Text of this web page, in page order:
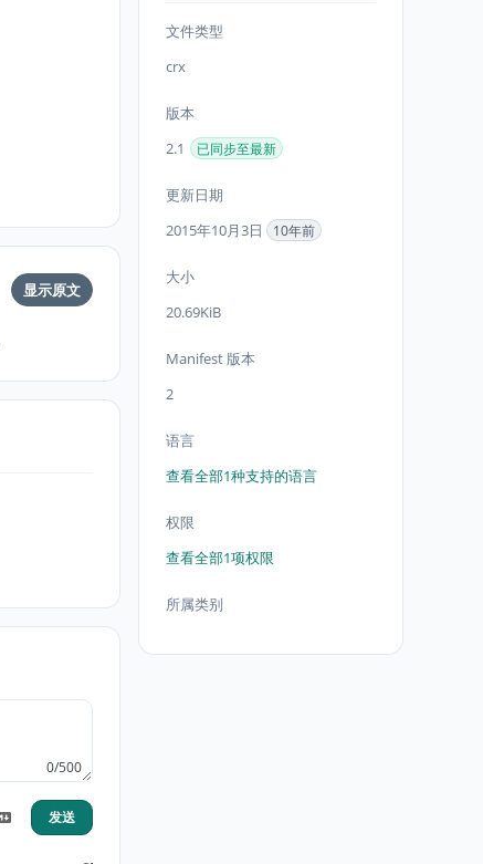
显示原文
0/500
发送
文件类型
crx
版本
2.1
已同步至最新
更新日期
2015年10月3日
10年前
大小
20.69KiB
Manifest 版本
2
语言
查看全部1种支持的语言
权限
查看全部1项权限
所属类别